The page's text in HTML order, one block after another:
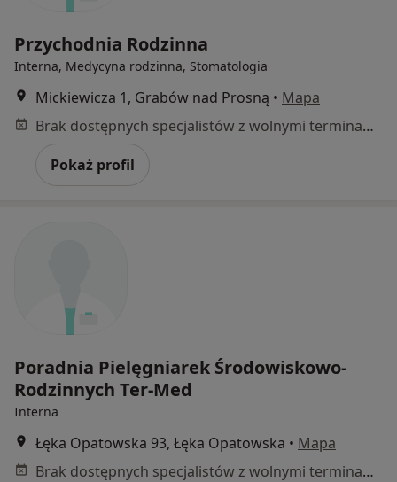
Przychodnia Rodzinna
Interna, Medycyna rodzinna, Stomatologia
Mickiewicza 1, Grabów nad Prosną • Mapa
Brak dostępnych specjalistów z wolnymi terminami w tym centrum medycznym.
Pokaż profil
Poradnia Pielęgniarek Środowiskowo-
Rodzinnych Ter-Med
Interna
Łęka Opatowska 93, Łęka Opatowska • Mapa
Brak dostępnych specjalistów z wolnymi terminami w tym centrum medycznym.